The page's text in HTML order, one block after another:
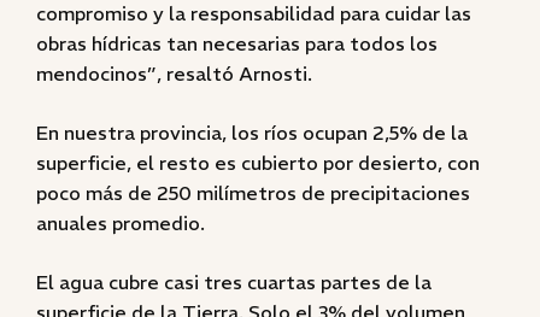
compromiso y la responsabilidad para cuidar las
obras hídricas tan necesarias para todos los
mendocinos”, resaltó Arnosti.
En nuestra provincia, los ríos ocupan 2,5% de la
superficie, el resto es cubierto por desierto, con
poco más de 250 milímetros de precipitaciones
anuales promedio.
El agua cubre casi tres cuartas partes de la
superficie de la Tierra. Solo el 3% del volumen